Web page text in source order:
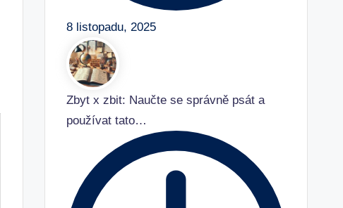
8 listopadu, 2025
Zbyt x zbit: Naučte se správně psát a
používat tato…